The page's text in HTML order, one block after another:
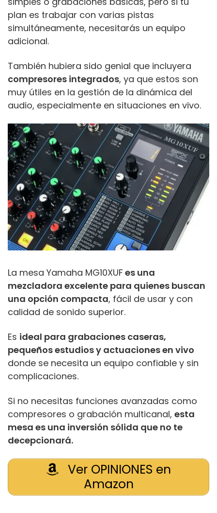
plan es trabajar con varias pistas
simultáneamente, necesitarás un equipo
adicional.
También hubiera sido genial que incluyera
compresores integrados, ya que estos son
muy útiles en la gestión de la dinámica del
audio, especialmente en situaciones en vivo.
La mesa Yamaha MG10XUFes una
mezcladora excelente para quienes buscan
una opción compacta, fácil de usar y con
calidad de sonido superior.
Es ideal para grabaciones caseras,
pequeños estudios y actuaciones en vivo
donde se necesita un equipo confiable y sin
complicaciones.
Si no necesitas funciones avanzadas como
compresores o grabación multicanal, esta
mesa es una inversión sólida que no te
decepcionará.
Ver OPINIONES en
Amazon